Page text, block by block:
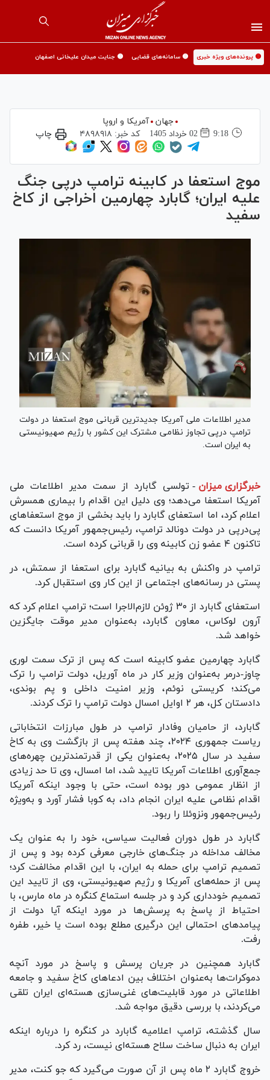
🟡 پرونده‌های ویژه خبری 🟡 سامانه‌های قضایی 🟡 جنایت میدان علیخانی اصفهان
جهان
آمریکا و اروپا
9:18
02 خرداد 1405 کد خبر: ۴۸۹۸۹۱۸ چاپ
موج استعفا در کابینه ترامپ درپی جنگ
علیه ایران؛ گابارد چهارمین اخراجی از کاخ
سفید
مدیر اطلاعات ملی آمریکا جدیدترین قربانی موج استعفا در دولت
ترامپ درپی تجاوز نظامی مشترک این کشور با رژیم صهیونیستی
به ایران است.
خبرگزاری میزان - تولسی گابارد از سمت مدیر اطلاعات ملی
آمریکا استعفا می‌دهد؛ وی دلیل این اقدام را بیماری همسرش
اعلام کرد، اما استعفای گابارد را باید بخشی از موج استعفاهای
پی‌درپی در دولت دونالد ترامپ، رئیس‌جمهور آمریکا دانست که
تاکنون ۴ عضو زن کابینه وی را قربانی کرده است.
ترامپ در واکنش به بیانیه گابارد برای استعفا از سمتش، در
پستی در رسانه‌های اجتماعی از این کار وی استقبال کرد.
استعفای گابارد از ۳۰ ژوئن لازم‌الاجرا است؛ ترامپ اعلام کرد که
آرون لوکاس، معاون گابارد، به‌عنوان مدیر موقت جایگزین
خواهد شد.
گابارد چهارمین عضو کابینه است که پس از ترک سمت لوری
چاوز-درمر به‌عنوان وزیر کار در ماه آوریل، دولت ترامپ را ترک
می‌کند؛ کریستی نوئم، وزیر امنیت داخلی و پم بوندی،
دادستان کل، هر ۲ اوایل امسال دولت ترامپ را ترک کردند.
گابارد، از حامیان وفادار ترامپ در طول مبارزات انتخاباتی
ریاست جمهوری ۲۰۲۴، چند هفته پس از بازگشت وی به کاخ
سفید در سال ۲۰۲۵، به‌عنوان یکی از قدرتمندترین چهره‌های
جمع‌آوری اطلاعات آمریکا تایید شد، اما امسال، وی تا حد زیادی
از انظار عمومی دور بوده است، حتی با وجود اینکه آمریکا
اقدام نظامی علیه ایران انجام داد، به کوبا فشار آورد و به‌ویژه
رئیس‌جمهور ونزوئلا را ربود.
گابارد در طول دوران فعالیت سیاسی، خود را به عنوان یک
مخالف مداخله در جنگ‌های خارجی معرفی کرده بود و پس از
تصمیم ترامپ برای حمله به ایران، با این اقدام مخالفت کرد؛
پس از حمله‌های آمریکا و رژیم صهیونیستی، وی از تایید این
تصمیم خودداری کرد و در جلسه استماع کنگره در ماه مارس، با
احتیاط از پاسخ به پرسش‌ها در مورد اینکه آیا دولت از
پیامدهای احتمالی این درگیری مطلع بوده است یا خیر، طفره
رفت.
گابارد همچنین در جریان پرسش و پاسخ در مورد آنچه
دموکرات‌ها به‌عنوان اختلاف بین ادعاهای کاخ سفید و جامعه
اطلاعاتی در مورد قابلیت‌های غنی‌سازی هسته‌ای ایران تلقی
می‌کردند، با بررسی دقیق مواجه شد.
سال گذشته، ترامپ اعلامیه گابارد در کنگره را درباره اینکه
ایران به دنبال ساخت سلاح هسته‌ای نیست، رد کرد.
خروج گابارد ۲ ماه پس از آن صورت می‌گیرد که جو کنت، مدیر